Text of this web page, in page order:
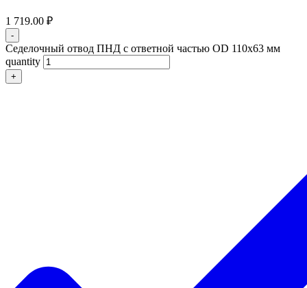
1 719.00 ₽
-
Седелочный отвод ПНД с ответной частью OD 110x63 мм
quantity
+